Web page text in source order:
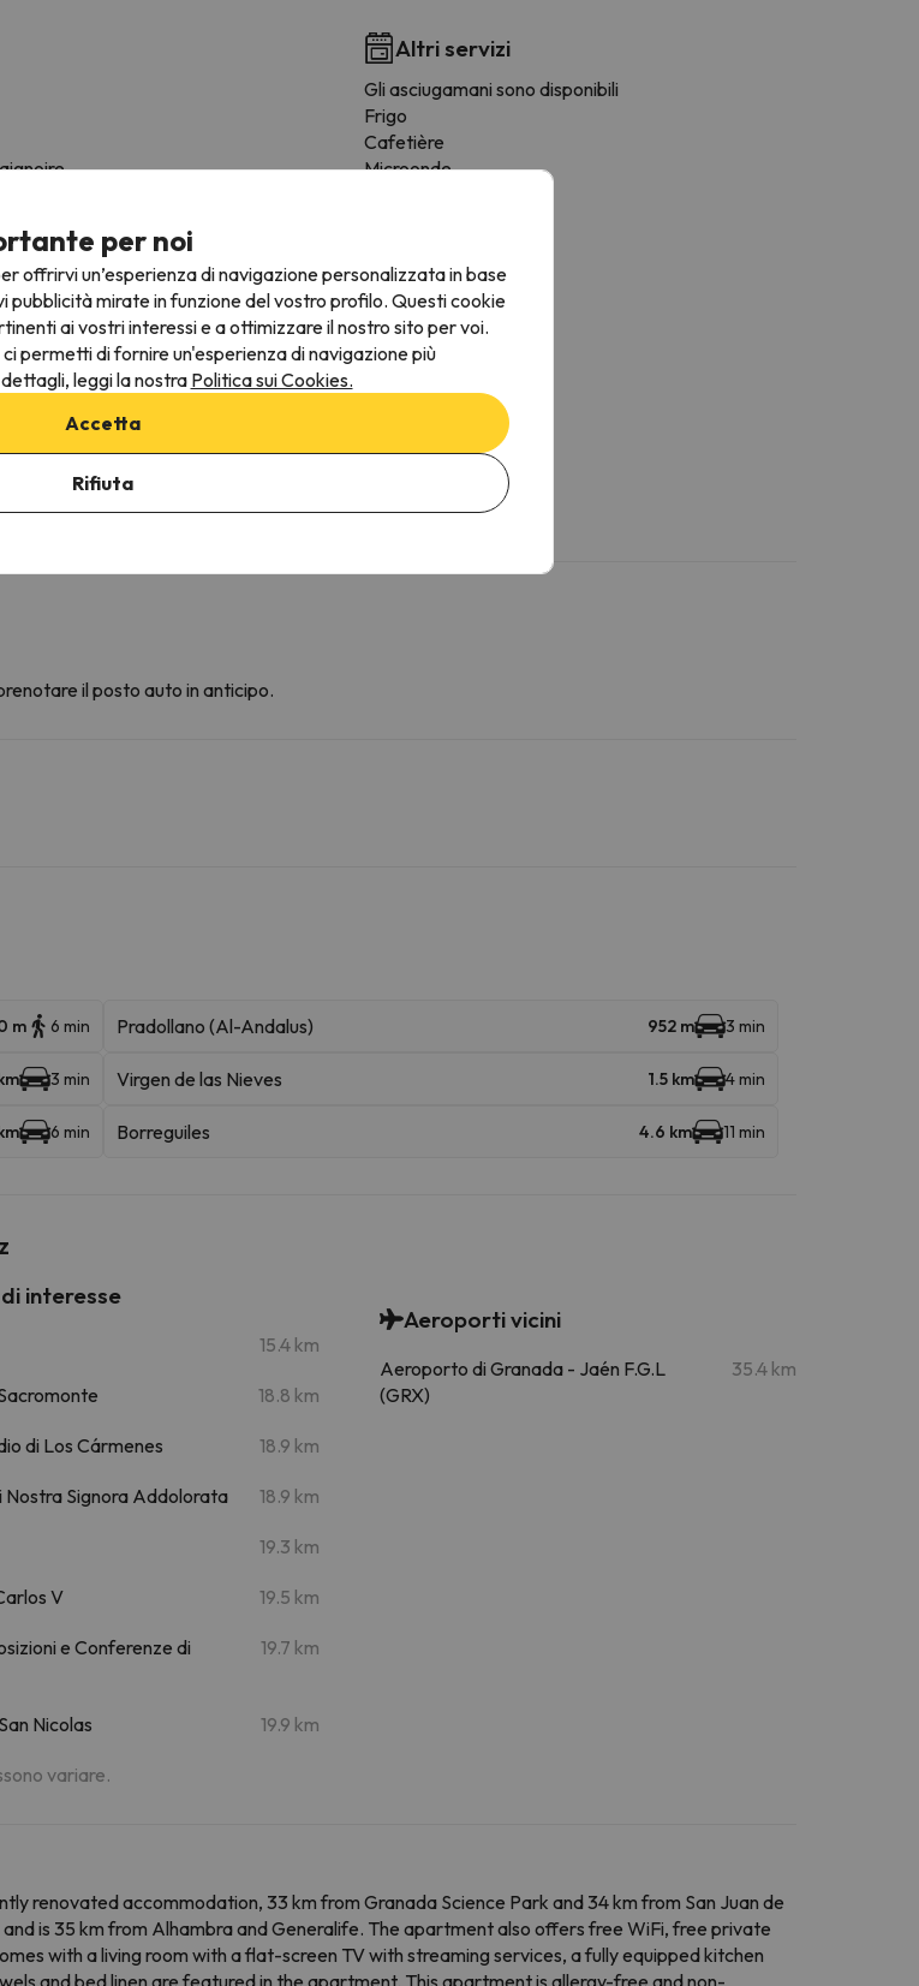
Altri servizi
Gli asciugamani sono disponibili
Frigo
Cafetière
Microonde
Fornelli
il posto auto in anticipo.
m 6 min Pradollano (Al-Andalus) 952 m 3 min
3 min Virgen de las Nieves 1.5 km 4 min
6 min Borreguiles 4.6 km 11 min
interesse
15.4 km
18.8 km
di Los Cármenes 18.9 km
Nostra Signora Addolorata 18.9 km
19.3 km
V 19.5 km
e Conferenze di
19.7 km
Nicolas 19.9 km
Aeroporti vicini
Aeroporto di Granada - Jaén F.G.L
(GRX)
35.4 km
variare.
renovated accommodation, 33 km from Granada Science Park and 34 km from San Juan de
is 35 km from Alhambra and Generalife. The apartment also offers free WiFi, free private
with a living room with a flat-screen TV with streaming services, a fully equipped kitchen
and bed linen are featured in the apartment. This apartment is allergy-free and non-
per noi
offrirvi un’esperienza di navigazione personalizzata in base
mirate in funzione del vostro profilo. Questi cookie
ai vostri interessi e a ottimizzare il nostro sito per voi.
permetti di fornire un'esperienza di navigazione più
leggi la nostra Politica sui Cookies.
Accetta
Rifiuta